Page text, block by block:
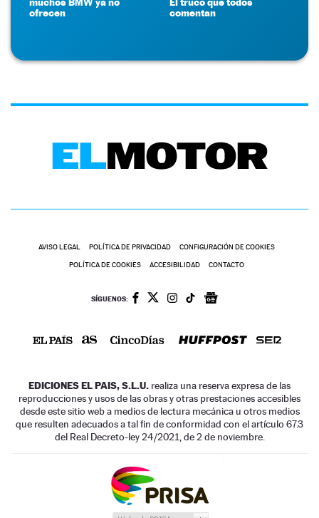
ofrecen
comentan
AVISO LEGAL POLÍTICA DE PRIVACIDAD CONFIGURACIÓN DE COOKIES
POLÍTICA DE COOKIES ACCESIBILIDAD CONTACTO
SÍGUENOS:
EDICIONES EL PAIS, S.L.U. realiza una reserva expresa de las
reproducciones y usos de las obras y otras prestaciones accesibles
desde este sitio web a medios de lectura mecánica u otros medios
que resulten adecuados a tal fin de conformidad con el artículo 67.3
del Real Decreto-ley 24/2021, de 2 de noviembre.